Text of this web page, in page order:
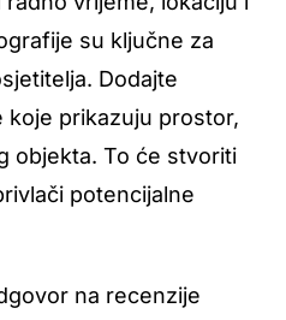
su ključne za
Dodajte
prikazuju prostor,
objekta. To će stvoriti
potencijalne
na recenzije